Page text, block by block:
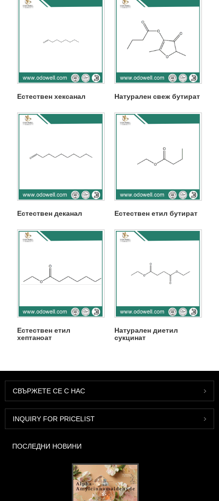
Естествен хексанал Натурален свеж бутират
Естествен деканал Естествен етил бутират
Естествен етил
хептаноат
Натурален диетил
сукцинат
СВЪРЖЕТЕ СЕ С НАС
INQUIRY FOR PRICELIST
ПОСЛЕДНИ НОВИНИ